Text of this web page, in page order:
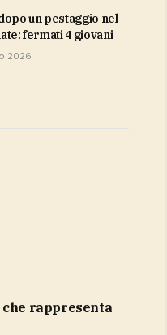
fermati 4 giovani
2026